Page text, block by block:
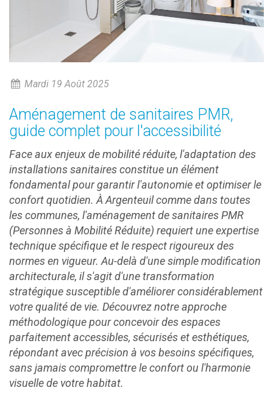
Mardi 19 Août 2025
Aménagement de sanitaires PMR,
guide complet pour l'accessibilité
Face aux enjeux de mobilité réduite, l'adaptation des
installations sanitaires constitue un élément
fondamental pour garantir l'autonomie et optimiser le
confort quotidien. À Argenteuil comme dans toutes
les communes, l'aménagement de sanitaires PMR
(Personnes à Mobilité Réduite) requiert une expertise
technique spécifique et le respect rigoureux des
normes en vigueur. Au-delà d'une simple modification
architecturale, il s'agit d'une transformation
stratégique susceptible d'améliorer considérablement
votre qualité de vie. Découvrez notre approche
méthodologique pour concevoir des espaces
parfaitement accessibles, sécurisés et esthétiques,
répondant avec précision à vos besoins spécifiques,
sans jamais compromettre le confort ou l'harmonie
visuelle de votre habitat.